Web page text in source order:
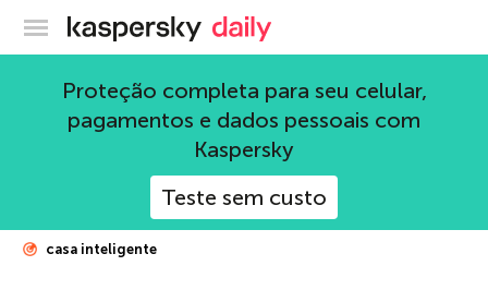
Blog oficial da Kaspersky
Proteção completa para seu celular,
pagamentos e dados pessoais com
Kaspersky
Teste sem custo
casa inteligente